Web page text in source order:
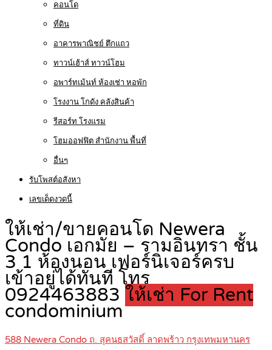
คอนโด
ที่ดิน
อาคารพาณิชย์ ตึกแถว
ทาวน์เฮ้าส์ ทาวน์โฮม
อพาร์ทเม้นท์ ห้องเช่า หอพัก
โรงงาน โกดัง คลังสินค้า
รีสอร์ท โรงแรม
โฮมออฟฟิต สำนักงาน พื้นที่
อื่นๆ
รับโพสต์อสังหา
เลขเด็ดงวดนี้
ให้เช่า/ขายคอนโด Newera
Condo เอกมัย – รามอินทรา ชั้น
3 1 ห้องนอน เฟอร์นิเจอร์ครบ
เข้าอยู่ได้ทันที โทร
0924463883 ให้เช่า For Rent
condominium
588 Newera Condo ถ. สุคนธสวัสดิ์ ลาดพร้าว กรุงเทพมหานคร